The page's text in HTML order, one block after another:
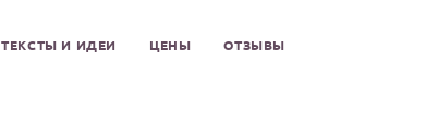
ТЕКСТЫ И ИДЕИ ЦЕНЫ ОТЗЫВЫ